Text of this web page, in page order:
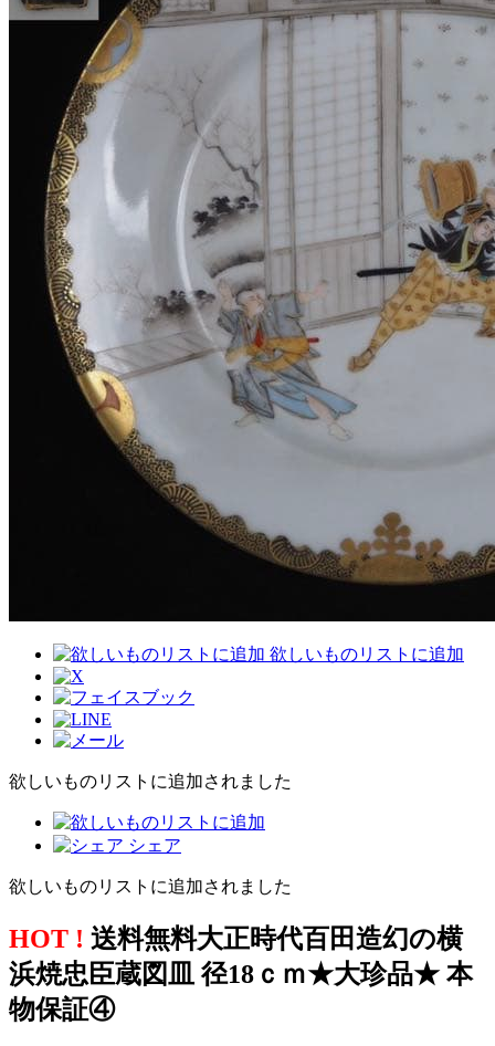
欲しいものリストに追加
欲しいものリストに追加されました
シェア
欲しいものリストに追加されました
HOT ! 送料無料大正時代百田造幻の横
浜焼忠臣蔵図皿 径18ｃｍ★大珍品★ 本
物保証④